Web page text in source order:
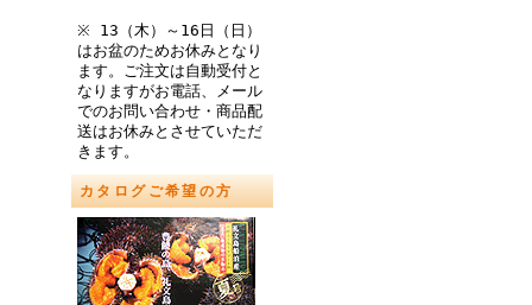
※ 13（木）～16日（日）
はお盆のためお休みとなり
ます。ご注文は自動受付と
なりますがお電話、メール
でのお問い合わせ・商品配
送はお休みとさせていただ
きます。
カタログご希望の方